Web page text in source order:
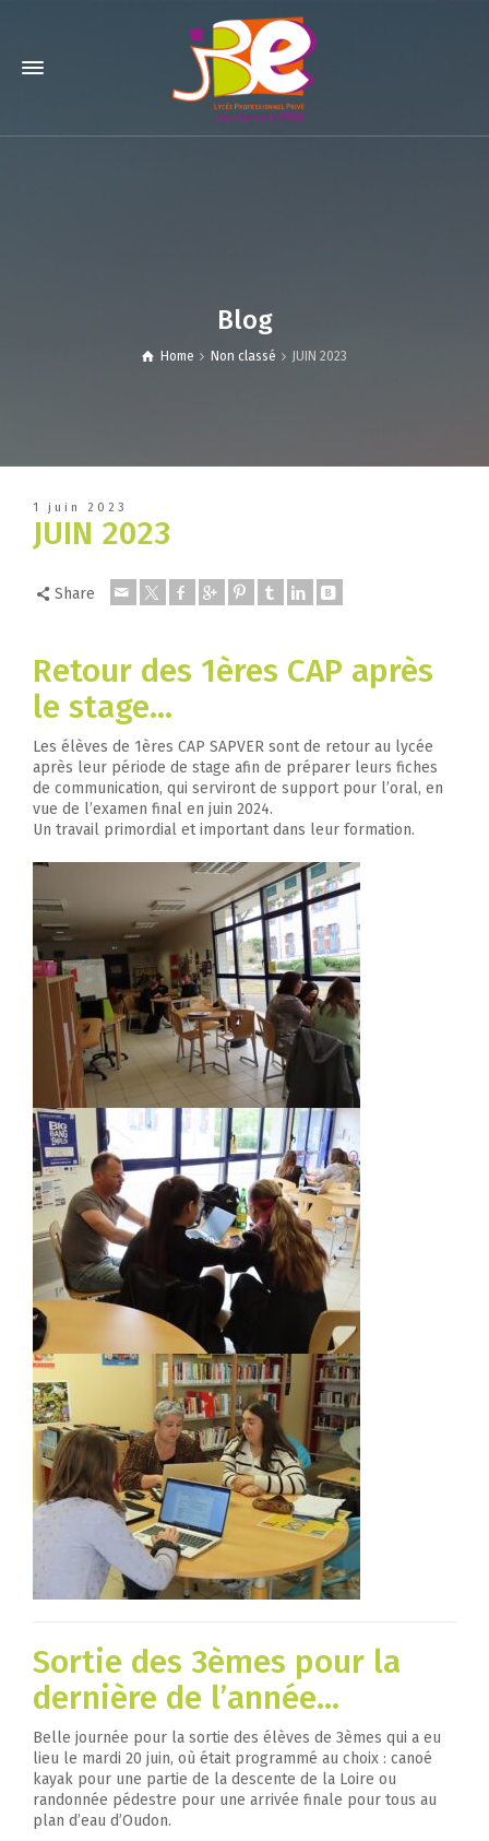
Blog
Home Non classé JUIN 2023
1 juin 2023
JUIN 2023
Share
Retour des 1ères CAP après
le stage…
Les élèves de 1ères CAP SAPVER sont de retour au lycée
après leur période de stage afin de préparer leurs fiches
de communication, qui serviront de support pour l’oral, en
vue de l’examen final en juin 2024.
Un travail primordial et important dans leur formation.
Sortie des 3èmes pour la
dernière de l’année…
Belle journée pour la sortie des élèves de 3èmes qui a eu
lieu le mardi 20 juin, où était programmé au choix : canoé
kayak pour une partie de la descente de la Loire ou
randonnée pédestre pour une arrivée finale pour tous au
plan d’eau d’Oudon.